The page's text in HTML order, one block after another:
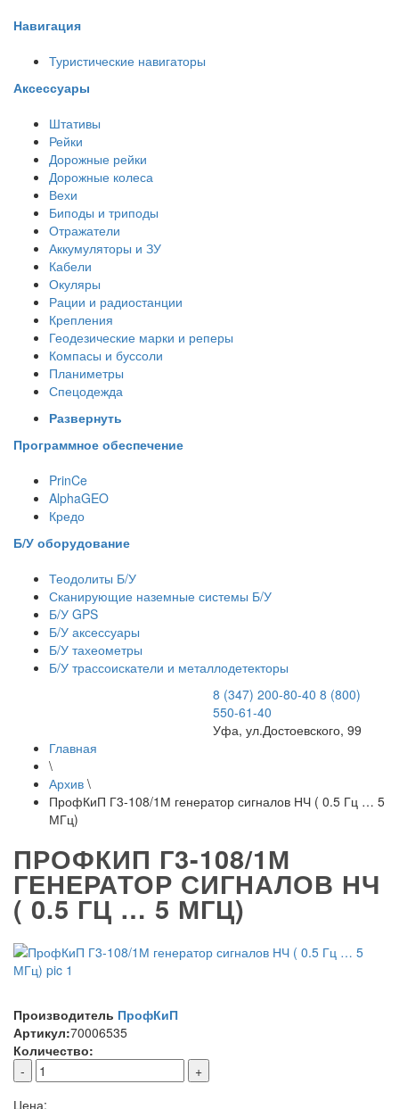
Навигация
Туристические навигаторы
Аксессуары
Штативы
Рейки
Дорожные рейки
Дорожные колеса
Вехи
Биподы и триподы
Отражатели
Аккумуляторы и ЗУ
Кабели
Окуляры
Рации и радиостанции
Крепления
Геодезические марки и реперы
Компасы и буссоли
Планиметры
Спецодежда
Развернуть
Программное обеспечение
PrinCe
AlphaGEO
Кредо
Б/У оборудование
Теодолиты Б/У
Сканирующие наземные системы Б/У
Б/У GPS
Б/У аксессуары
Б/У тахеометры
Б/У трассоискатели и металлодетекторы
8 (347) 200-80-40 8 (800)
550-61-40
Уфа, ул.Достоевского, 99
Главная
\
Архив \
ПрофКиП Г3-108/1М генератор сигналов НЧ ( 0.5 Гц … 5
МГц)
ПРОФКИП Г3-108/1М
ГЕНЕРАТОР СИГНАЛОВ НЧ
( 0.5 ГЦ … 5 МГЦ)
Производитель ПрофКиП
Артикул:70006535
Количество:
-
+
Цена: